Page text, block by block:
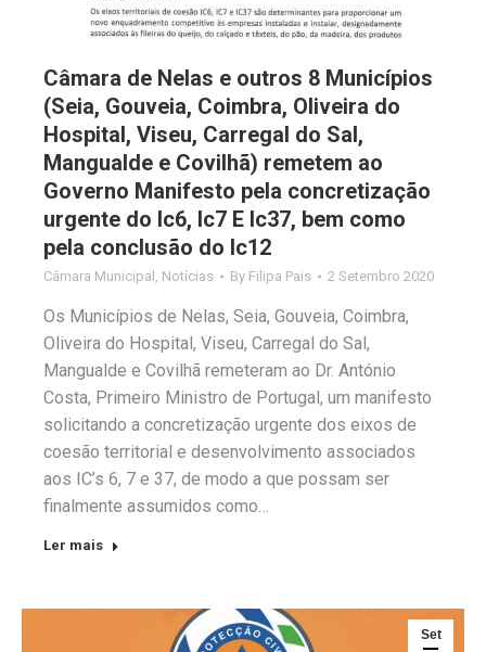
Câmara de Nelas e outros 8 Municípios
(Seia, Gouveia, Coimbra, Oliveira do
Hospital, Viseu, Carregal do Sal,
Mangualde e Covilhã) remetem ao
Governo Manifesto pela concretização
urgente do Ic6, Ic7 E Ic37, bem como
pela conclusão do Ic12
Câmara Municipal , Notícias By Filipa Pais 2 Setembro 2020
Os Municípios de Nelas, Seia, Gouveia, Coimbra,
Oliveira do Hospital, Viseu, Carregal do Sal,
Mangualde e Covilhã remeteram ao Dr. António
Costa, Primeiro Ministro de Portugal, um manifesto
solicitando a concretização urgente dos eixos de
coesão territorial e desenvolvimento associados
aos IC’s 6, 7 e 37, de modo a que possam ser
finalmente assumidos como…
Ler mais
Set